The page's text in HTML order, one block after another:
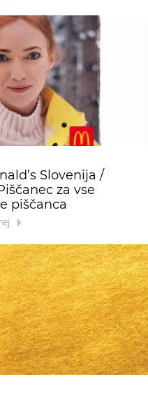
Slovenija /
za vse
piščanca